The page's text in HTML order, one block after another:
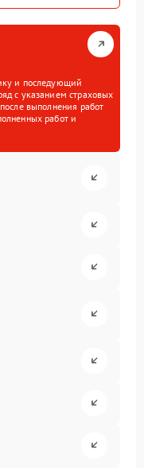
и последующий
с указанием страховых
выполнения работ
работ и